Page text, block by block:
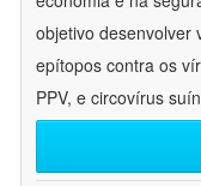
objetivo desenvolver
epítopos contra os
PPV, e circovírus